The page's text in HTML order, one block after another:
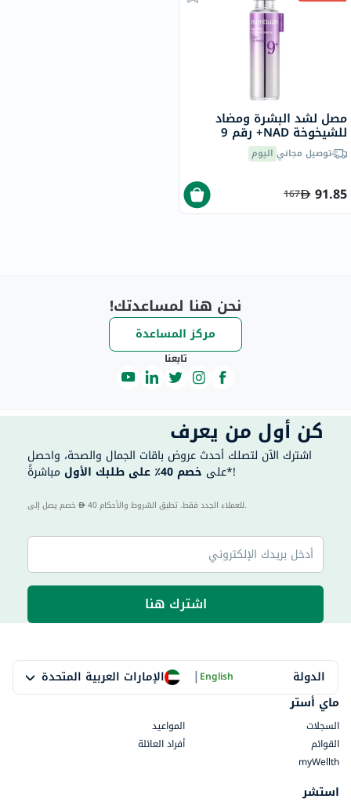
مصل لشد البشرة ومضاد
للشيخوخة NAD+ رقم 9
نومبوزين
توصيل مجاني اليوم
91.85
167
نحن هنا لمساعدتك!
مركز المساعدة
تابعنا
كن أول من يعرف
اشترك الآن لتصلك أحدث عروض باقات الجمال والصحة، واحصل
على خصم 40٪ على طلبك الأول مباشرةً*!
40 للعملاء الجدد فقط. تطبق الشروط والأحكام.
اشترك هنا
الدولة الإمارات العربية المتحدة |English
ماي أستر
السجلات
المواعيد
القوائم
أفراد العائلة
myWellth
استشر